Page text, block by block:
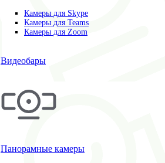
Камеры для Skype
Камеры для Teams
Камеры для Zoom
Видеобары
Панорамные камеры